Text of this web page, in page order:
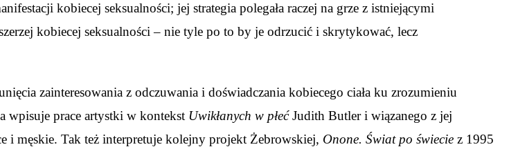
kobiecej seksualności; jej strategia polegała raczej na grze z istniejącymi
kobiecej seksualności – nie tyle po to by je odrzucić i skrytykować, lecz
zainteresowania z odczuwania i doświadczania kobiecego ciała ku zrozumieniu
wpisuje prace artystki w kontekst Uwikłanych w płećJudith Butler i wiązanego z jej
i męskie. Tak też interpretuje kolejny projekt Żebrowskiej, Onone. Świat po świecie z 1995